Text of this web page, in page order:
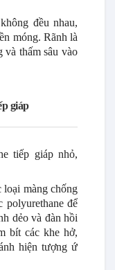
đều nhau,
móng. Rãnh là
thấm sâu vào
giáp
tiếp giáp nhỏ,
màng chống
polyurethane để
dẻo và đàn hồi
bít các khe hở,
hiện tượng ứ